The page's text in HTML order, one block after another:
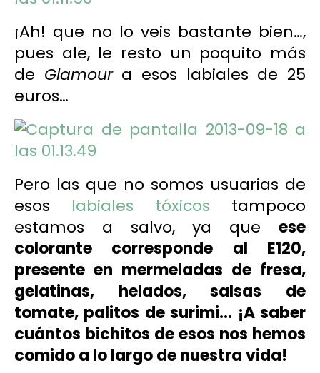
¡Ah! que no lo veis bastante bien…,
pues ale, le resto un poquito más
de Glamoura esos labiales de 25
euros…
Pero las que no somos usuarias de
esos labiales tóxicos tampoco
estamos a salvo, ya que ese
colorante corresponde al E120,
presente en mermeladas de fresa,
gelatinas, helados, salsas de
tomate, palitos de surimi… ¡A saber
cuántos bichitos de esos nos hemos
comido a lo largo de nuestra vida!